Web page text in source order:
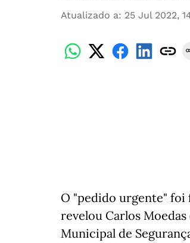
Atualizado a: 25 Jul 2022,
O "pedido urgente"
revelou Carlos
Municipal de